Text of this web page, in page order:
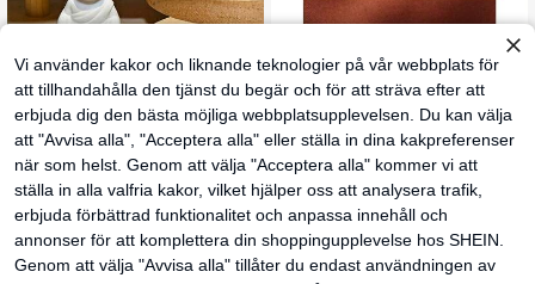
Spara 2kr
4st söta små Buddha-figurer, Zen-d
ekorationer bästa presenter
42
Spara 1kr
1 st Mässing Python nyckelring hän
ge Zodiac Snake Rich Midja hänge
Små koppardekorationer, julklappar,
37 kr -2% 38kr
Vi använder kakor och liknande teknologier på vår webbplats för
att tillhandahålla den tjänst du begär och för att sträva efter att
erbjuda dig den bästa möjliga webbplatsupplevelsen. Du kan välja
att "Avvisa alla", "Acceptera alla" eller ställa in dina kakpreferenser
när som helst. Genom att välja "Acceptera alla" kommer vi att
ställa in alla valfria kakor, vilket hjälper oss att analysera trafik,
erbjuda förbättrad funktionalitet och anpassa innehåll och
annonser för att komplettera din shoppingupplevelse hos SHEIN.
Genom att välja "Avvisa alla" tillåter du endast användningen av